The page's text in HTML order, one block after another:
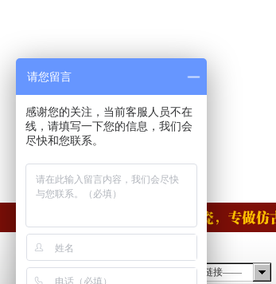
请您留言
感谢您的关注，当前客服人员不在
线，请填写一下您的信息，我们会
尽快和您联系。
——友情链接——